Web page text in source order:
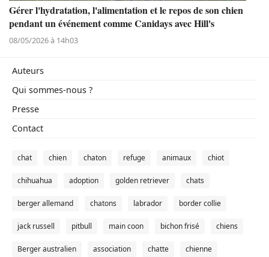
Gérer l'hydratation, l'alimentation et le repos de son chien
pendant un événement comme Canidays avec Hill's
08/05/2026 à 14h03
Auteurs
Qui sommes-nous ?
Presse
Contact
chat chien chaton refuge animaux chiot
chihuahua adoption golden retriever chats
berger allemand chatons labrador border collie
jack russell pitbull main coon bichon frisé chiens
Berger australien association chatte chienne